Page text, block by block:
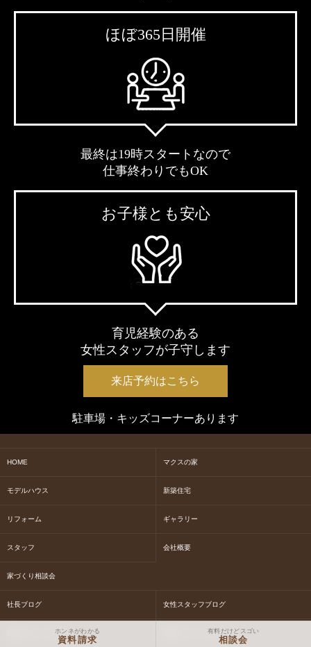
ほぼ365日開催
最終は19時スタートなので
仕事終わりでもOK
お子様とも安心
育児経験のある
女性スタッフが子守します
来店予約はこちら
駐車場・キッズコーナーあります
HOME マクスの家
モデルハウス 新築住宅
リフォーム ギャラリー
スタッフ 会社概要
家づくり相談会
社長ブログ 女性スタッフブログ
現場スタッフブログ 体験イベントについて
ホンネがわかる
資料請求
有料だけどスゴい
相談会